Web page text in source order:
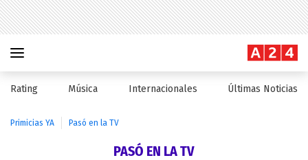
Rating Música Internacionales Últimas Noticias
Primicias YA Pasó en la TV
PASÓ EN LA TV